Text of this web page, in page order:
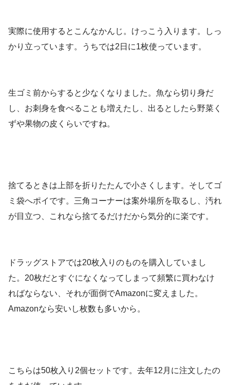
実際に使用するとこんなかんじ。けっこう入ります。しっ
かり立っています。うちでは2日に1枚使っています。
生ゴミ前からすると少なくなりました。魚なら切り身だ
し、お刺身を食べることも増えたし、出るとしたら野菜く
ずや果物の皮くらいですね。
捨てるときは上部を折りたたんで小さくします。そしてゴ
ミ袋へポイです。三角コーナーは案外場所を取るし、汚れ
が目立つ、これなら捨てるだけだから気分的に楽です。
ドラッグストアでは20枚入りのものを購入していまし
た。20枚だとすぐになくなってしまって頻繁に買わなけ
ればならない、それが面倒でAmazonに変えました。
Amazonなら安いし枚数も多いから。
こちらは50枚入り2個セットです。去年12月に注文したの